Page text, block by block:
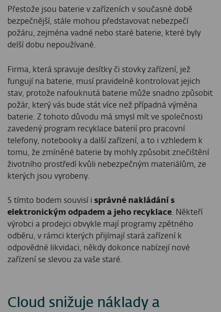
Přestože jsou baterie v zařízeních v současné době
bezpečnější, stále mohou představovat nebezpečí
požáru, zejména vadné nebo staré baterie, které byly
delší dobu nepoužívané.
Firma, která spravuje desítky či stovky zařízení, jež
fungují na baterie, musí pravidelně kontrolovat jejich
stav, protože nafouknutá baterie může snadno způsobit
požár, který vás bude stát více než případná výměna
baterie. Z tohoto důvodu má smysl mít ve společnosti
zavedený program recyklace baterií pro pracovní
telefony, notebooky a další zařízení, a to i vzhledem k
tomu, že zmíněné baterie by mohly způsobit znečištění
životního prostředí kvůli nebezpečným materiálům, ze
kterých jsou vyrobeny.
S tímto bodem souvisí i správné nakládání s
elektronickým odpadem a jeho recyklace. Někteří
výrobci a prodejci obvykle mají programy zpětného
odběru, v rámci kterých přijímají stará zařízení k
odpovědné likvidaci, někdy dokonce nabízejí nové
zařízení se slevou za vaše staré.
Cloud snižuje náklady a